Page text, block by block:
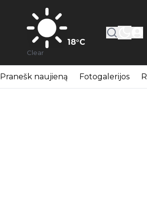
18°C
Clear
Pranešk naujieną Fotogalerijos